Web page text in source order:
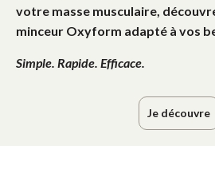
votre masse musculaire, d
minceur Oxyform adapté à vos
Simple. Rapide. Efficace.
Je découvre